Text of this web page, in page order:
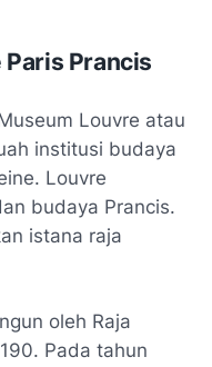
Prancis
Louvre atau
institusi budaya
Louvre
budaya Prancis.
istana raja
oleh Raja
Pada tahun